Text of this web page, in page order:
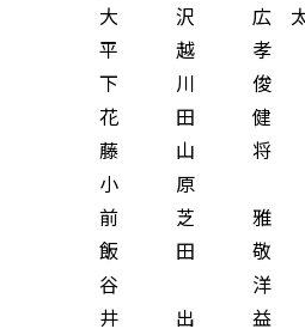
沢 広 太
平 越 孝
下 川 俊
花 田 健
藤 山 将
小 原
前 芝 雅
飯 田 敬
番 谷 洋
井 出 益